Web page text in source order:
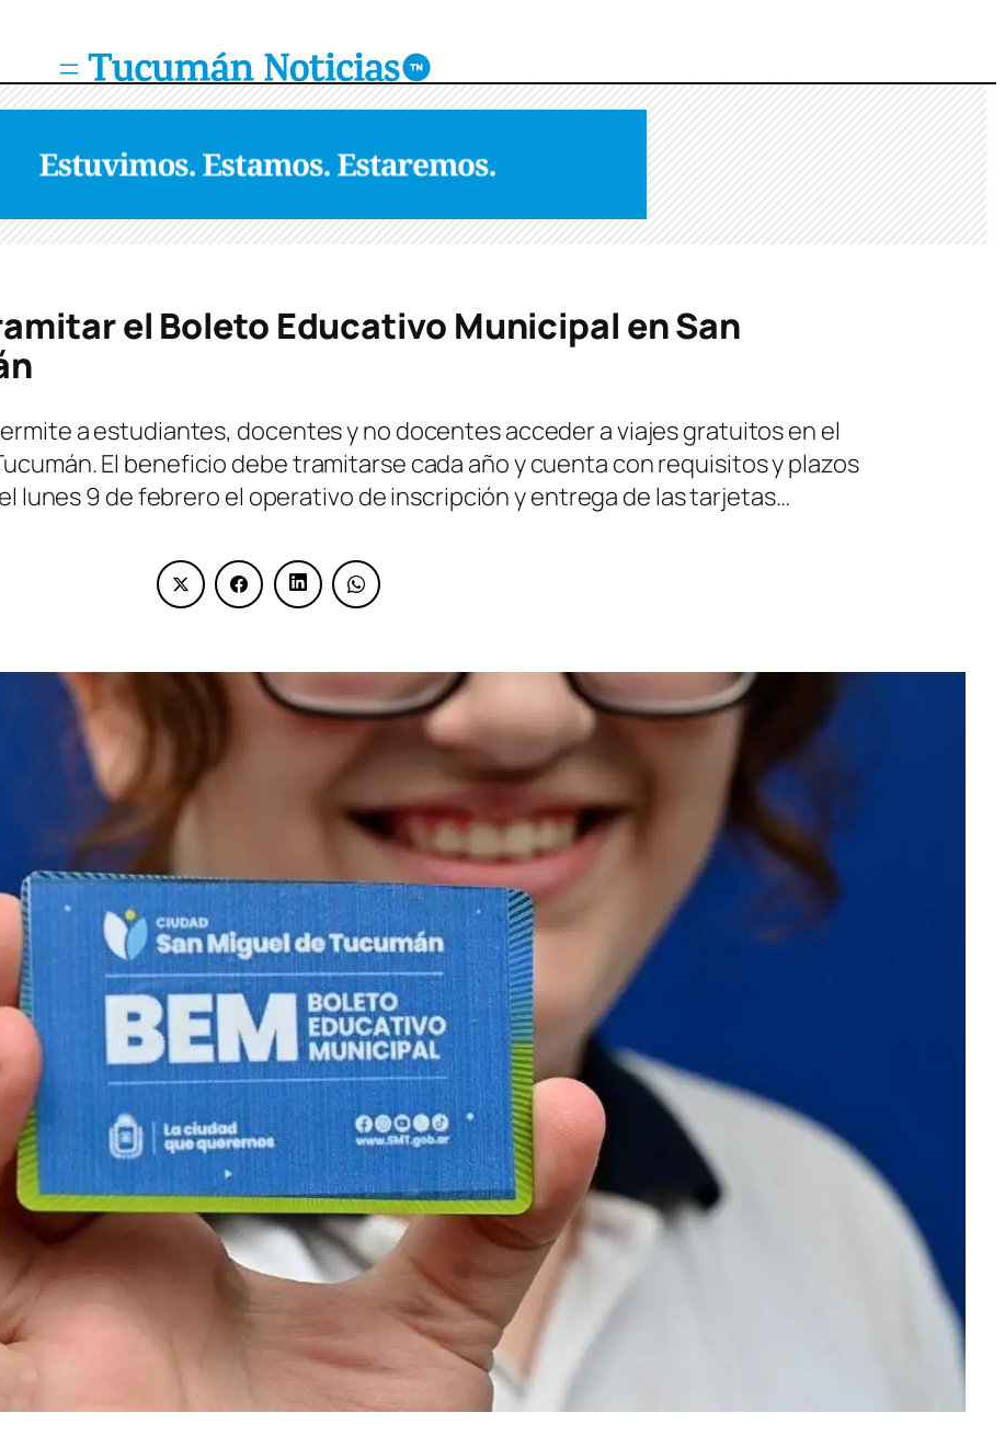
el Boleto Educativo Municipal en San
a estudiantes, docentes y no docentes acceder a viajes gratuitos en el
El beneficio debe tramitarse cada año y cuenta con requisitos y plazos
lunes 9 de febrero el operativo de inscripción y entrega de las tarjetas…